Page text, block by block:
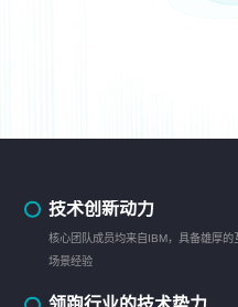
技术创新动力
核心团队成员均来自IBM，具备雄厚
场景经验